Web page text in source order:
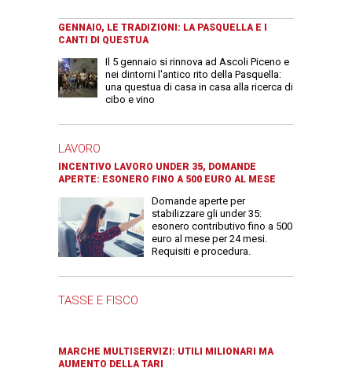
GENNAIO, LE TRADIZIONI: LA PASQUELLA E I
CANTI DI QUESTUA
Il 5 gennaio si rinnova ad Ascoli Piceno e
nei dintorni l'antico rito della Pasquella:
una questua di casa in casa alla ricerca di
cibo e vino
LAVORO
INCENTIVO LAVORO UNDER 35, DOMANDE
APERTE: ESONERO FINO A 500 EURO AL MESE
Domande aperte per
stabilizzare gli under 35:
esonero contributivo fino a 500
euro al mese per 24 mesi.
Requisiti e procedura.
TASSE E FISCO
MARCHE MULTISERVIZI: UTILI MILIONARI MA
AUMENTO DELLA TARI